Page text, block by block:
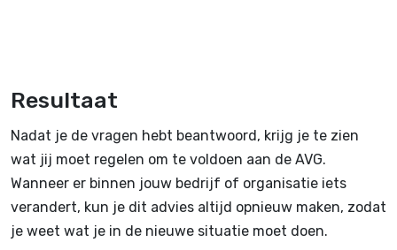
Resultaat
Nadat je de vragen hebt beantwoord, krijg je te zien
wat jij moet regelen om te voldoen aan de AVG.
Wanneer er binnen jouw bedrijf of organisatie iets
verandert, kun je dit advies altijd opnieuw maken, zodat
je weet wat je in de nieuwe situatie moet doen.